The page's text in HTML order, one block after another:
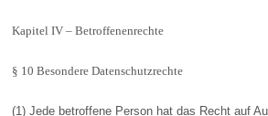
Kapitel IV – Betroffenenrechte
§ 10 Besondere Datenschutzrechte
(1) Jede betroffene Person hat das Recht auf